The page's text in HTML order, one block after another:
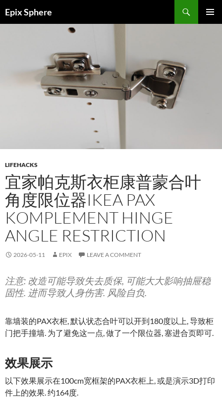
toEpix Sphere
LIFEHACKS
宜家帕克斯衣柜康普蒙合叶
角度限位器IKEA PAX
KOMPLEMENT HINGE
ANGLE RESTRICTION
2026-05-11 EPIX LEAVE A COMMENT
注意: 改造可能导致失去质保, 可能大大影响抽屉稳
固性. 进而导致人身伤害. 风险自负.
靠墙装的PAX衣柜, 默认状态合叶可以开到180度以上, 导致柜
门把手撞墙. 为了避免这一点, 做了一个限位器, 塞进合页即可.
效果展示
以下效果展示在100cm宽框架的PAX衣柜上, 或是演示3D打印
件上的效果. 约164度.